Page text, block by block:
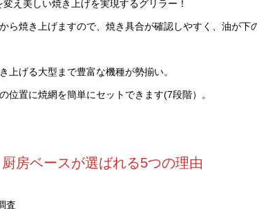
え美しい焼き上げを実現するグリラー！
ら焼き上げますので、焼き具合が確認しやすく、油が下
上げる大型まで豊富な機種が勢揃い。
位置に焼網を簡単にセットできます(7段階）。
厨房ベースが選ばれる5つの理由
査